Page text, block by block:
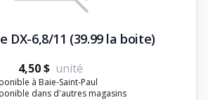
DX-6,8/11 (39.99 la boite)
4,50 $ unité
à Baie-Saint-Paul
dans d'autres magasins